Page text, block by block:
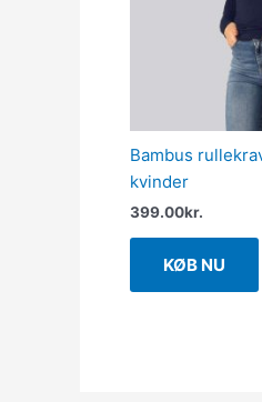
Bambus
kvinder
399.00kr.
KØB NU